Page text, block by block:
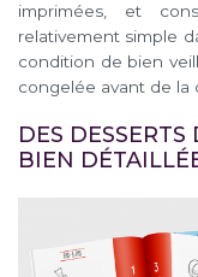
imprimées, et
relativement simple
condition de bien
congelée avant de la
DES
BIEN